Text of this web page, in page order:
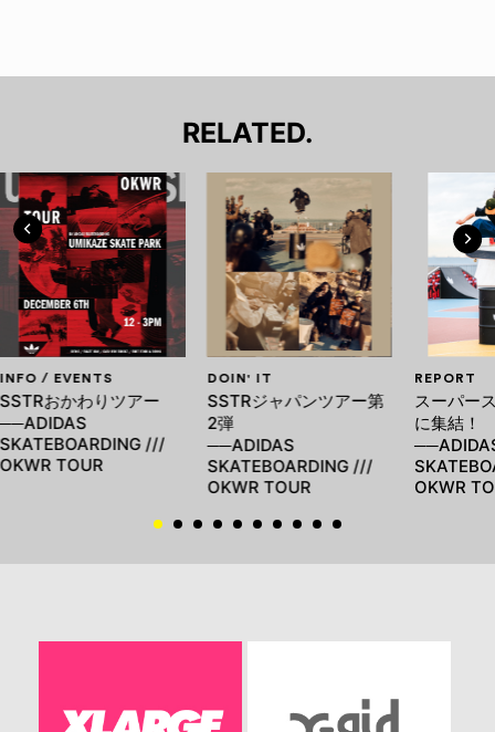
RELATED.
INFO / EVENTS
SSTRおかわりツアー
──ADIDAS
SKATEBOARDING ///
OKWR TOUR
DOIN' IT
SSTRジャパンツアー第
2弾
──ADIDAS
SKATEBOARDING ///
OKWR TOUR
REPORT
スーパー
に集結！
OKWR